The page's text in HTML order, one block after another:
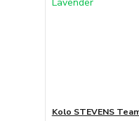
Kolo STEVENS